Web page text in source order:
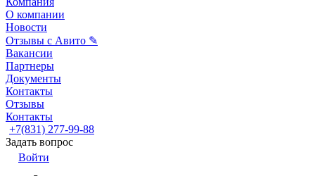
О компании
Новости
Отзывы с Авито ✎
Вакансии
Партнеры
Документы
Контакты
Отзывы
Контакты
+7(831) 277-99-88
Задать вопрос
Войти